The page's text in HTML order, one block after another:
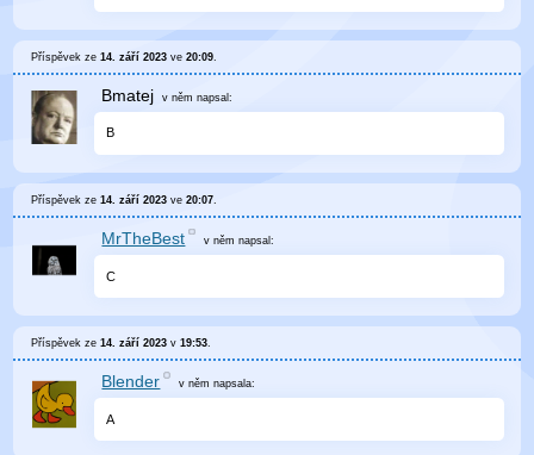
Příspěvek ze14. září 2023 ve20:09
Bmatej v něm napsal:
B
Příspěvek ze14. září 2023 ve20:07.
MrTheBest v němnapsal:
C
Příspěvek ze14. září 2023 v19:53.
Blender v němnapsala:
A